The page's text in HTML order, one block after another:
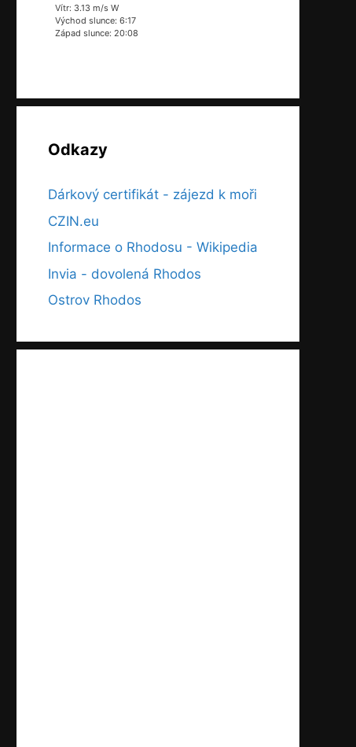
Vítr: 3.13 m/s W
Východ slunce: 6:17
Západ slunce: 20:08
Odkazy
Dárkový certifikát - zájezd k moři
CZIN.eu
Informace o Rhodosu - Wikipedia
Invia - dovolená Rhodos
Ostrov Rhodos